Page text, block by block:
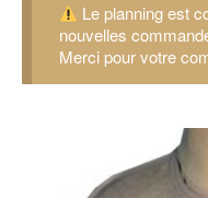
Le planning est
nouvelles
Merci pour votre